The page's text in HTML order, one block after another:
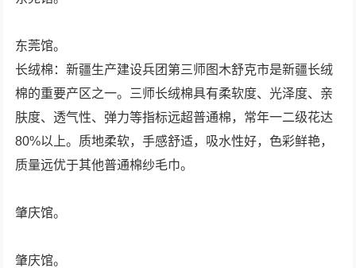
东莞馆。
长绒棉：新疆生产建设兵团第三师图木舒克市是新疆长绒
棉的重要产区之一。三师长绒棉具有柔软度、光泽度、亲
肤度、透气性、弹力等指标远超普通棉，常年一二级花达
80%以上。质地柔软，手感舒适，吸水性好，色彩鲜艳，
质量远优于其他普通棉纱毛巾。
肇庆馆。
肇庆馆。